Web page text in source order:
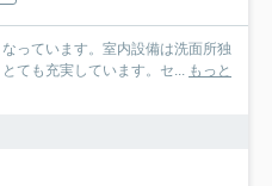
っています。室内設備は洗面所独
ても充実しています。セ... もっと